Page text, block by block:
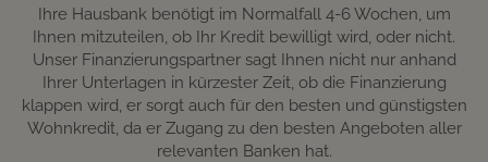
Ihre Hausbank benötigt im Normalfall 4-6 Wochen, um
Ihnen mitzuteilen, ob Ihr Kredit bewilligt wird, oder nicht.
Unser Finanzierungspartner sagt Ihnen nicht nur anhand
Ihrer Unterlagen in kürzester Zeit, ob die Finanzierung
klappen wird, er sorgt auch für den besten und günstigsten
Wohnkredit, da er Zugang zu den besten Angeboten aller
relevanten Banken hat.